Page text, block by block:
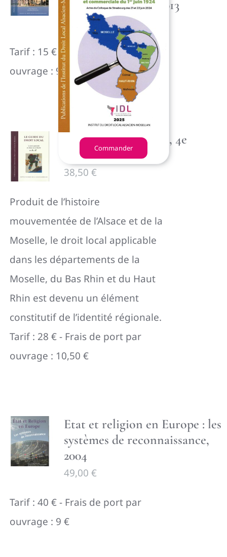
l’Alsace-Lorraine, 2013
24,00€
Tarif : 15 € - Frais de port par
ouvrage : 9 €
Guide du droit local, 4e
Édition, 2015
38,50 €
Produit de l’histoire
mouvementée de l’Alsace et de la
Moselle, le droit local applicable
dans les départements de la
Moselle, du Bas Rhin et du Haut
Rhin est devenu un élément
constitutif de l’identité régionale.
Tarif : 28 € - Frais de port par
ouvrage : 10,50 €
Etat et religion en Europe : les
systèmes de reconnaissance,
2004
49,00 €
Tarif : 40 € - Frais de port par
ouvrage : 9 €
Commander